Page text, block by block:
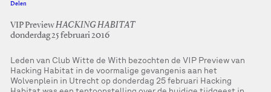
Delen
VIP PreviewHACKING HABITAT
donderdag 25 februari 2016
Leden van Club Witte de With bezochten de VIP Preview van
Hacking Habitat in de voormalige gevangenis aan het
Wolvenplein in Utrecht op donderdag 25 februari Hacking